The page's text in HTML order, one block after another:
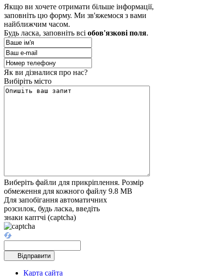
Якщо ви хочете отримати більше інформації,
заповніть цю форму. Ми зв'яжемося з вами
найближчим часом.
Будь ласка, заповніть всі обов'язкові поля.
Як ви дізналися про нас?
Вибіріть місто
Виберіть файли для прикріплення. Розмір
обмеження для кожного файлу 9.8 MB
Для запобігання автоматичних
розсилок, будь ласка, введіть
знаки каптчі (captcha)
Відправити
Карта сайта